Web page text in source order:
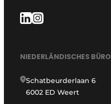
NIEDERLÄNDISCHES BÜRO
Schatbeurderlaan 6
6002 ED Weert